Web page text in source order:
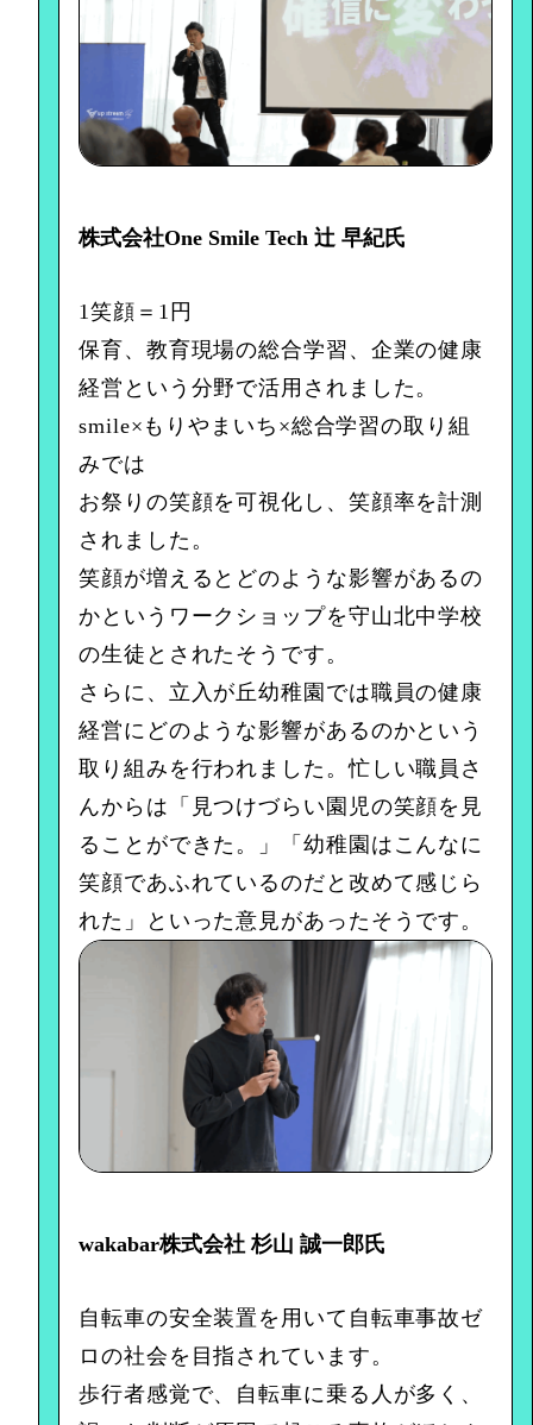
株式会社One Smile Tech 辻 早紀氏
1笑顔＝1円
保育、教育現場の総合学習、企業の健康
経営という分野で活用されました。
smile×もりやまいち×総合学習の取り組
みでは
お祭りの笑顔を可視化し、笑顔率を計測
されました。
笑顔が増えるとどのような影響があるの
かというワークショップを守山北中学校
の生徒とされたそうです。
さらに、立入が丘幼稚園では職員の健康
経営にどのような影響があるのかという
取り組みを行われました。忙しい職員さ
んからは「見つけづらい園児の笑顔を見
ることができた。」「幼稚園はこんなに
笑顔であふれているのだと改めて感じら
れた」といった意見があったそうです。
wakabar株式会社 杉山 誠一郎氏
自転車の安全装置を用いて自転車事故ゼ
ロの社会を目指されています。
歩行者感覚で、自転車に乗る人が多く、